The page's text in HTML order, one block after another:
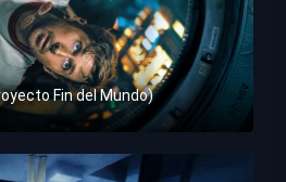
Fin del Mundo)